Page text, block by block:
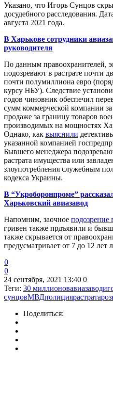
Указано, что Игорь Сунцов
досудебного расследования.
августа 2021 года.
В Харькове сотрудники
руководителя
По данным правоохранителей,
подозревают в растрате почти
почти полумиллиона евро
курсу НБУ). Следствие
годов чиновник обеспечил
сумм коммерческой компании
продаже за границу товаров
производимых на мощностях
Однако, как выяснили
указанной компанией
Бывшего менеджера
растрата имущества или
злоупотребления служебным
кодекса Украины.
В “Укроборонпроме”
Харьковский авиазавод
Напомним, заочное подозрение
гривен также прдъявили и
также скрывается от
предусматривает от 7 до 12 лет
0
0
24 сентября, 2021 13:40 0
Теги: 30 миллионовавиазавод
сунцовМВДполициярастрата
Поделиться: